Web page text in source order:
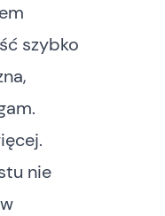
szybko
nie